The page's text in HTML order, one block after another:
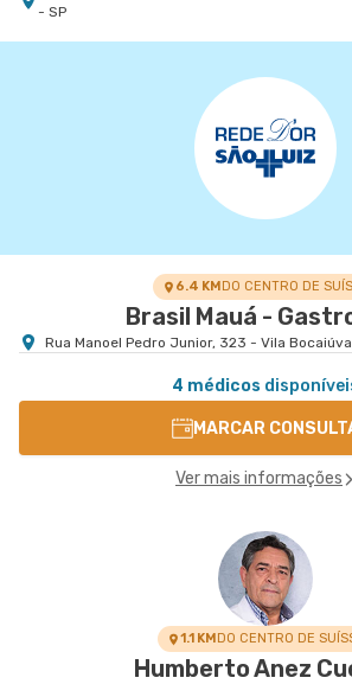
- SP
Centro Médico Brasil Mauá -
Rua Santos Dumont nr. 139 - Vila Bocaina,
6.4 KMDO CENTRO DE
Brasil Mauá -
Rua Manoel Pedro Junior, 323 - Vila
4 médicos
MARCAR
Ver mais informações
1.1 KMDO CENTRO DE
Humberto Anez